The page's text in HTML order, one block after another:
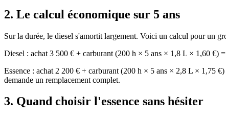
2. Le calcul économique sur 5 ans
Sur la durée, le diesel s'amortit largement. Voici un calcul pour un
Diesel : achat 3 500 € + carburant (200 h × 5 ans × 1,8 L × 1,60 €)
Essence : achat 2 200 € + carburant (200 h × 5 ans × 2,8 L × 1,75
demande un remplacement complet.
3. Quand choisir l'essence sans hésiter